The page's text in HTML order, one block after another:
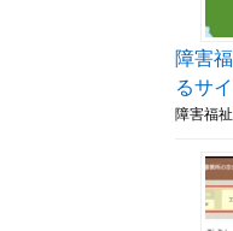
障害
るサ
障害福